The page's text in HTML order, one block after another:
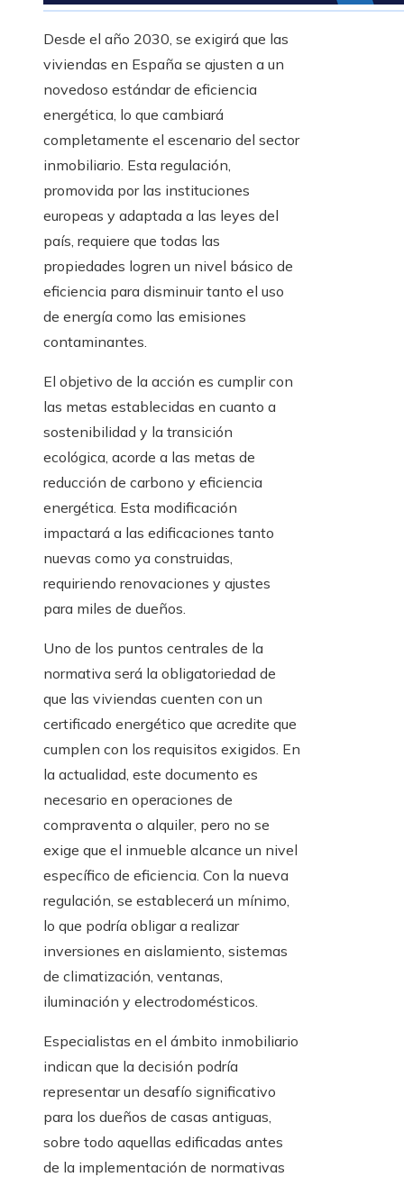
Desde el año 2030, se exigirá que las
viviendas en España se ajusten a un
novedoso estándar de eficiencia
energética, lo que cambiará
completamente el escenario del sector
inmobiliario. Esta regulación,
promovida por las instituciones
europeas y adaptada a las leyes del
país, requiere que todas las
propiedades logren un nivel básico de
eficiencia para disminuir tanto el uso
de energía como las emisiones
contaminantes.
El objetivo de la acción es cumplir con
las metas establecidas en cuanto a
sostenibilidad y la transición
ecológica, acorde a las metas de
reducción de carbono y eficiencia
energética. Esta modificación
impactará a las edificaciones tanto
nuevas como ya construidas,
requiriendo renovaciones y ajustes
para miles de dueños.
Uno de los puntos centrales de la
normativa será la obligatoriedad de
que las viviendas cuenten con un
certificado energético que acredite que
cumplen con los requisitos exigidos. En
la actualidad, este documento es
necesario en operaciones de
compraventa o alquiler, pero no se
exige que el inmueble alcance un nivel
específico de eficiencia. Con la nueva
regulación, se establecerá un mínimo,
lo que podría obligar a realizar
inversiones en aislamiento, sistemas
de climatización, ventanas,
iluminación y electrodomésticos.
Especialistas en el ámbito inmobiliario
indican que la decisión podría
representar un desafío significativo
para los dueños de casas antiguas,
sobre todo aquellas edificadas antes
de la implementación de normativas